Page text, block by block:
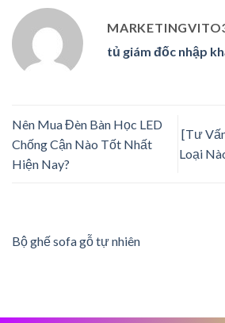
tủ giám đốc nhập
Nên Mua Đèn Bàn Học LED
Chống Cận Nào Tốt Nhất
Hiện Nay?
[Tư
Loại
Bộ ghế sofa gỗ tự nhiên